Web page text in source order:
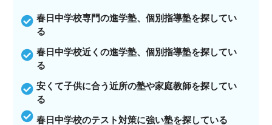
春日中学校専門の進学塾、個別指導塾を探してい
る
春日中学校近くの進学塾、個別指導塾を探してい
る
安くて子供に合う近所の塾や家庭教師を探してい
る
春日中学校のテスト対策に強い塾を探している